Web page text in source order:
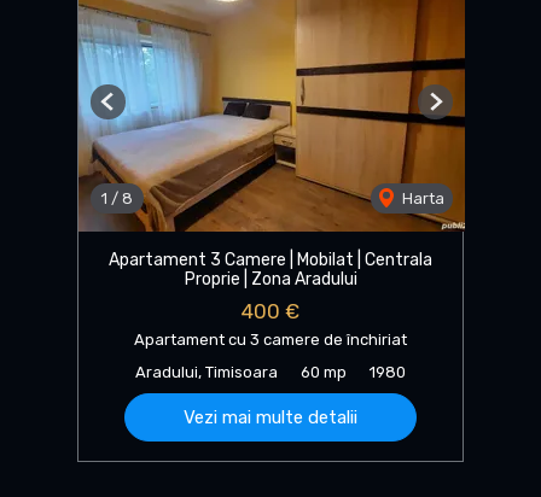
1 / 8 Harta
Previous Next
Apartament 3 Camere | Mobilat | Centrala
Proprie | Zona Aradului
400 €
Apartament cu 3 camere de închiriat
Aradului, Timisoara
60 mp 1980
Vezi mai multe detalii